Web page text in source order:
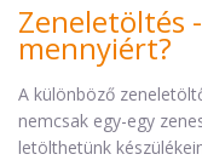
Zeneletöltés
mennyiért?
A különböző
nemcsak egy-egy
letölthetünk